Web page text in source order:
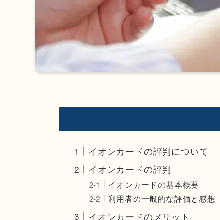
イオンカードの評判について
イオンカードの評判
イオンカードの基本概要
利用者の一般的な評価と感想
イオンカードのメリット